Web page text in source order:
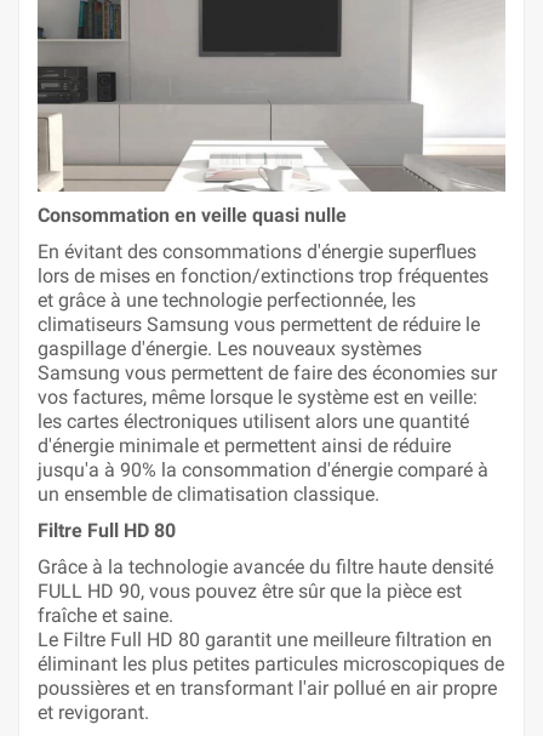
Consommation en veille quasi nulle
En évitant des consommations d'énergie superflues
lors de mises en fonction/extinctions trop fréquentes
et grâce à une technologie perfectionnée, les
climatiseurs Samsung vous permettent de réduire le
gaspillage d'énergie. Les nouveaux systèmes
Samsung vous permettent de faire des économies sur
vos factures, même lorsque le système est en veille:
les cartes électroniques utilisent alors une quantité
d'énergie minimale et permettent ainsi de réduire
jusqu'a à 90% la consommation d'énergie comparé à
un ensemble de climatisation classique.
Filtre Full HD 80
Grâce à la technologie avancée du filtre haute densité
FULL HD 90, vous pouvez être sûr que la pièce est
fraîche et saine.
Le Filtre Full HD 80 garantit une meilleure filtration en
éliminant les plus petites particules microscopiques de
poussières et en transformant l'air pollué en air propre
et revigorant.